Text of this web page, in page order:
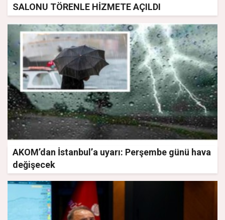
SALONU TÖRENLE HİZMETE AÇILDI
AKOM’dan İstanbul’a uyarı: Perşembe günü hava
değişecek